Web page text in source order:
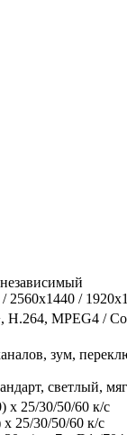
2560x1440 /
H.264, MPEG4 /
зум,
светлый,
х 25/30/50/60 к/с
25/30/50/60 к/с